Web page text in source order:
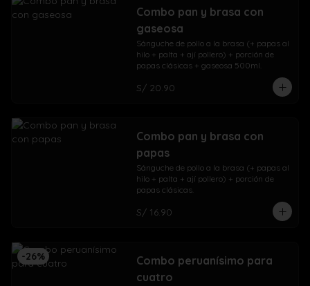
Combo pan y brasa con
gaseosa
Sánguche de pollo a la brasa (+ papas al
hilo + palta + ají pollero) + porción de
papas clásicas + gaseosa 500ml.
S/ 20.90
Combo pan y brasa con
papas
Sánguche de pollo a la brasa (+ papas al
hilo + palta + ají pollero) + porción de
papas clásicas.
S/ 16.90
-26%
Combo peruanísimo para
cuatro